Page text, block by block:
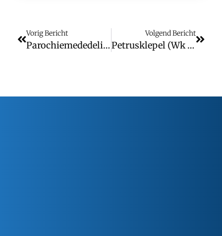
Vorig Bericht
Parochiemededelingen (wk 11)
Volgend Bericht
Petrusklepel (wk 11)